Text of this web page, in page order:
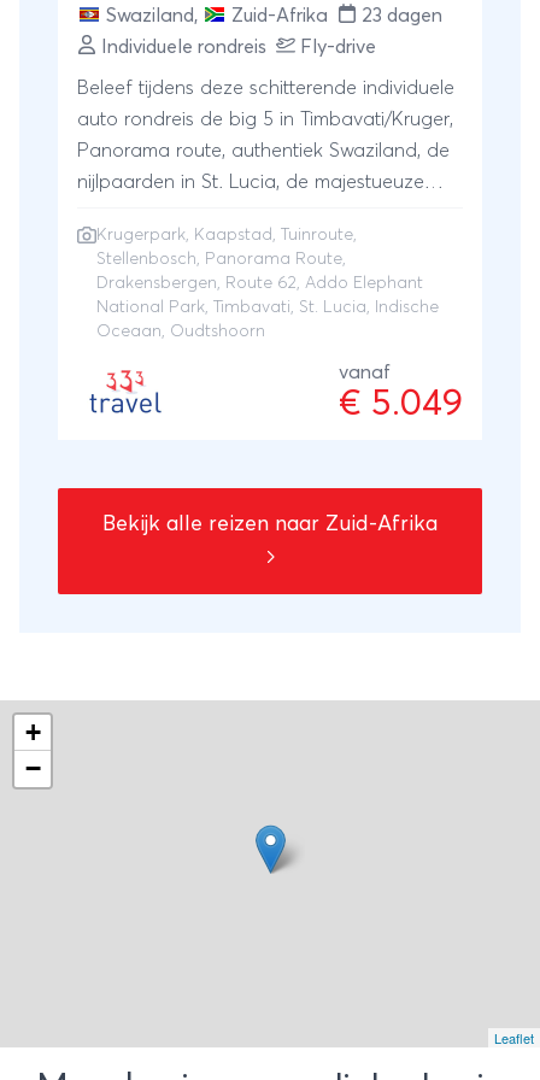
Swaziland, Zuid-Afrika
23 dagen
Individuele rondreis
Fly-drive
Beleef tijdens deze schitterende individuele
auto rondreis de big 5 in Timbavati/Kruger,
Panorama route, authentiek Swaziland, de
nijlpaarden in St. Lucia, de majestueuze
Indische Oceaan, de olifanten en wildlife in
Addo, Tuinroute, struisfvogelhoofdstad
Oudtshoorn, Route 62, Stellenbosch en
Kaapstad. U overnacht in sfeervolle luxe
hotels.
Krugerpark, Kaapstad , Tuinroute,
Stellenbosch, Panorama Route,
Drakensbergen, Route 62, Addo Elephant
National Park, Timbavati, St. Lucia, Indische
Oceaan, Oudtshoorn
vanaf
€ 5.049
Bekijk alle reizen naar Zuid-Afrika
+
−
Leaflet